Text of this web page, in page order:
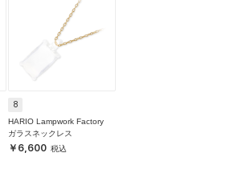
8
HARIO Lampwork Factory
ガラスネックレス
6,600